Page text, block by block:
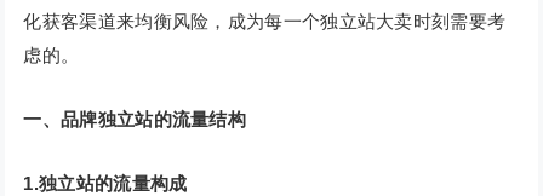
化获客渠道来均衡风险，成为每一个独立站大卖时刻需要考
虑的。
一、品牌独立站的流量结构
1.独立站的流量构成